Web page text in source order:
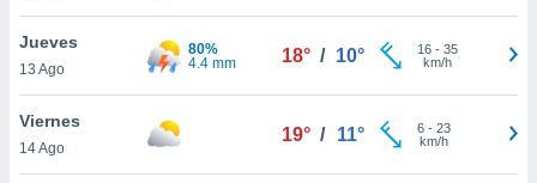
cookies
aceptar
Jueves
13 Ago
80%
4.4 mm
18° / 10° 16- 35
km/h
Viernes
14 Ago
19° / 11° 6- 23
km/h